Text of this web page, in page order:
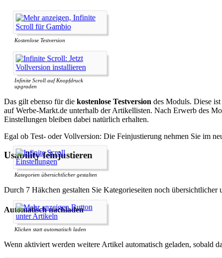
Kostenlose Testversion
Infinite Scroll auf Knopfdruck
upgraden
Das gilt ebenso für die kostenlose Testversion des Moduls. Diese
auf Werbe-Markt.de unterhalb der Artikellisten. Nach Erwerb des
Einstellungen bleiben dabei natürlich erhalten.
Egal ob Test- oder Vollversion: Die Feinjustierung nehmen Sie im
Usability feinjustieren
Kategorien übersichtlicher gestalten
Durch 7 Häkchen gestalten Sie Kategorieseiten noch
Automatisch nachladen
Klicken statt automatisch laden
Wenn aktiviert werden weitere Artikel automatisch geladen, sobald